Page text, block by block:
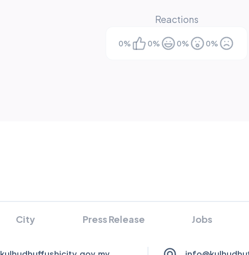
Reactions
0% 0% 0% 0%
City Press Release Jobs